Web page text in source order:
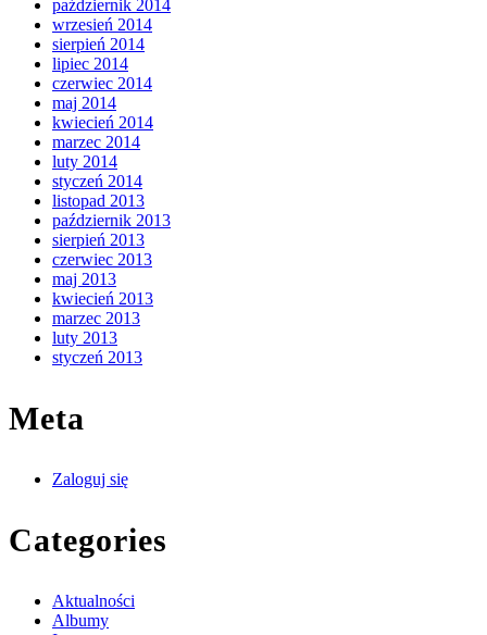
październik 2014
wrzesień 2014
sierpień 2014
lipiec 2014
czerwiec 2014
maj 2014
kwiecień 2014
marzec 2014
luty 2014
styczeń 2014
listopad 2013
październik 2013
sierpień 2013
czerwiec 2013
maj 2013
kwiecień 2013
marzec 2013
luty 2013
styczeń 2013
Meta
Zaloguj się
Categories
Aktualności
Albumy